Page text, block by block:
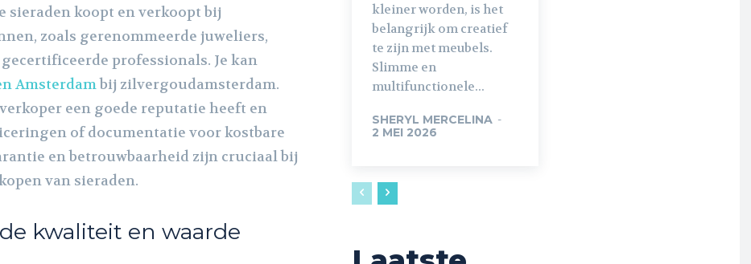
sieraden koopt en verkoopt bij
zoals gerenommeerde juweliers,
professionals. Je kan
Amsterdambij zilvergoudamsterdam.
een goede reputatie heeft en
of documentatie voor kostbare
en betrouwbaarheid zijn cruciaal bij
van sieraden.
kwaliteit en waarde
kleiner worden, is het
belangrijk om creatief
te zijn met meubels.
Slimme en
multifunctionele...
SHERYL MERCELINA -
2 MEI 2026